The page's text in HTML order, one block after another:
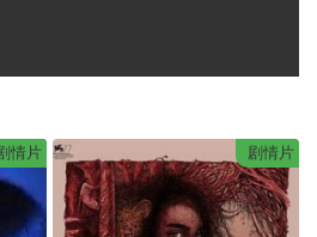
情片 剧情片